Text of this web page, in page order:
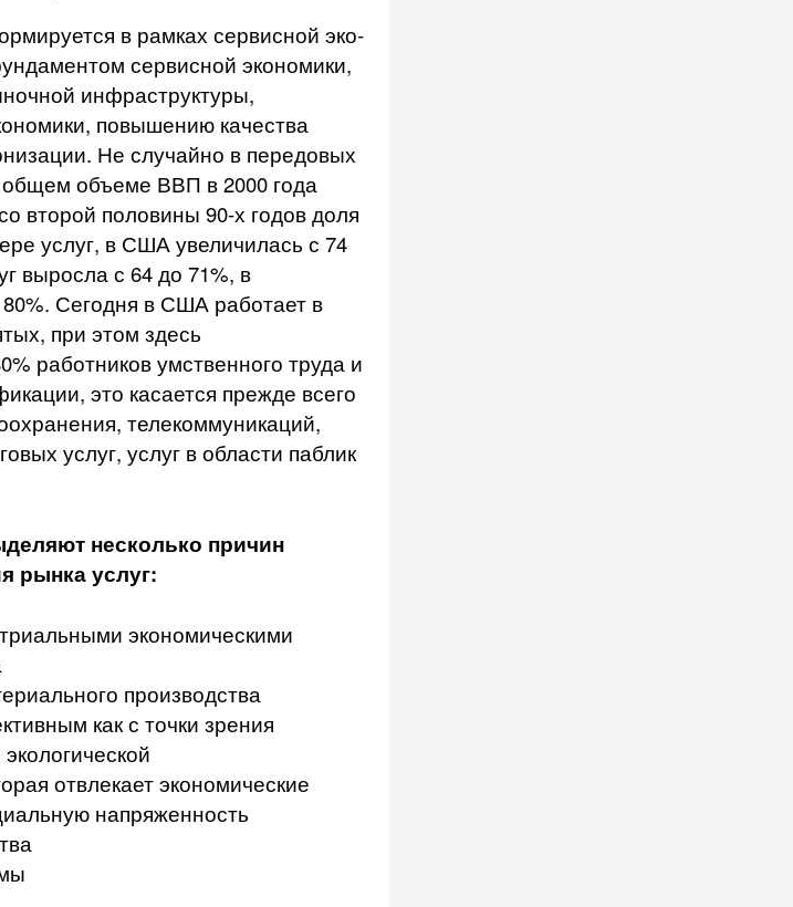
в рамках сервисной эко­
сервисной экономики,
инфраструктуры,
повышению качества
Не случайно в передовых
общем объеме ВВП в 2000 года
второй половины 90-х годов доля
услуг, в США увеличилась с 74
выросла с 64 до 71%, в
Сегодня в США работает в
при этом здесь
работников умственного труда и
это касается прежде всего
телекоммуникаций,
услуг, услуг в области паблик
несколько причин
рынка услуг:
экономическими
производства
как с точки зрения
отвлекает экономические
напряжен­ность